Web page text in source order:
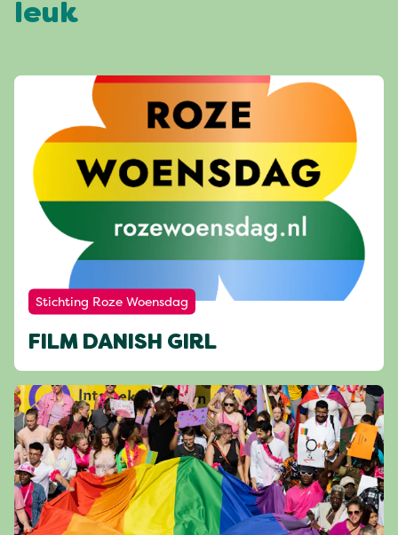
leuk
Stichting Roze Woensdag
FILM DANISH GIRL